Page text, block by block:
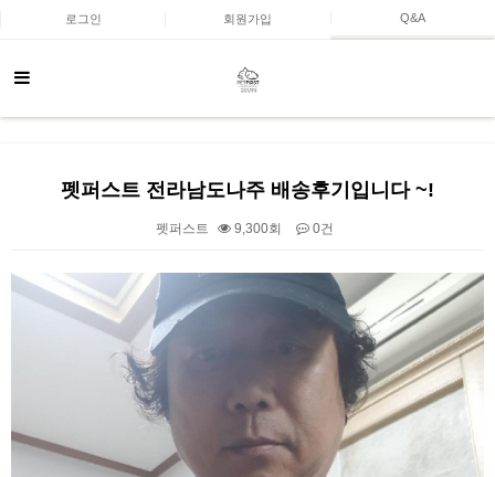
로그인 회원가입 Q&A
펫퍼스트 전라남도나주 배송후기입니다 ~!
펫퍼스트 9,300회 0건
본문